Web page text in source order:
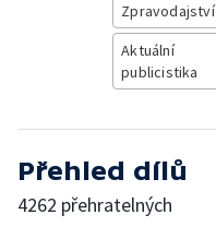
Zpravodajství
Aktuální
publicistika
Přehled dílů
4262 přehratelných